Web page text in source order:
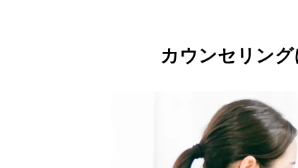
カウンセリン